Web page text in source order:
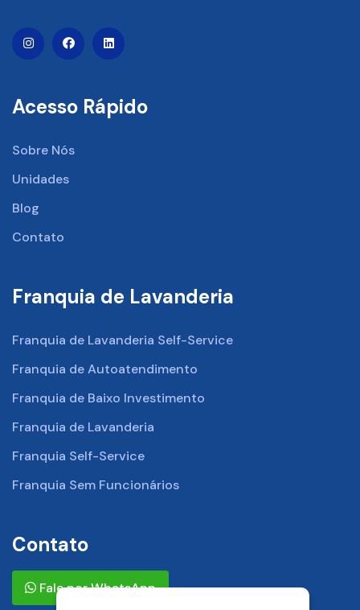
Acesso Rápido
Sobre Nós
Unidades
Blog
Contato
Franquia de Lavanderia
Franquia de Lavanderia Self-Service
Franquia de Autoatendimento
Franquia de Baixo Investimento
Franquia de Lavanderia
Franquia Self-Service
Franquia Sem Funcionários
Contato
Fale por WhatsApp